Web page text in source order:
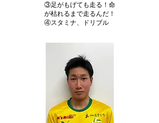
​③足がもげても走る！命
が枯れるまで走るんだ！
④スタミナ、ドリブル